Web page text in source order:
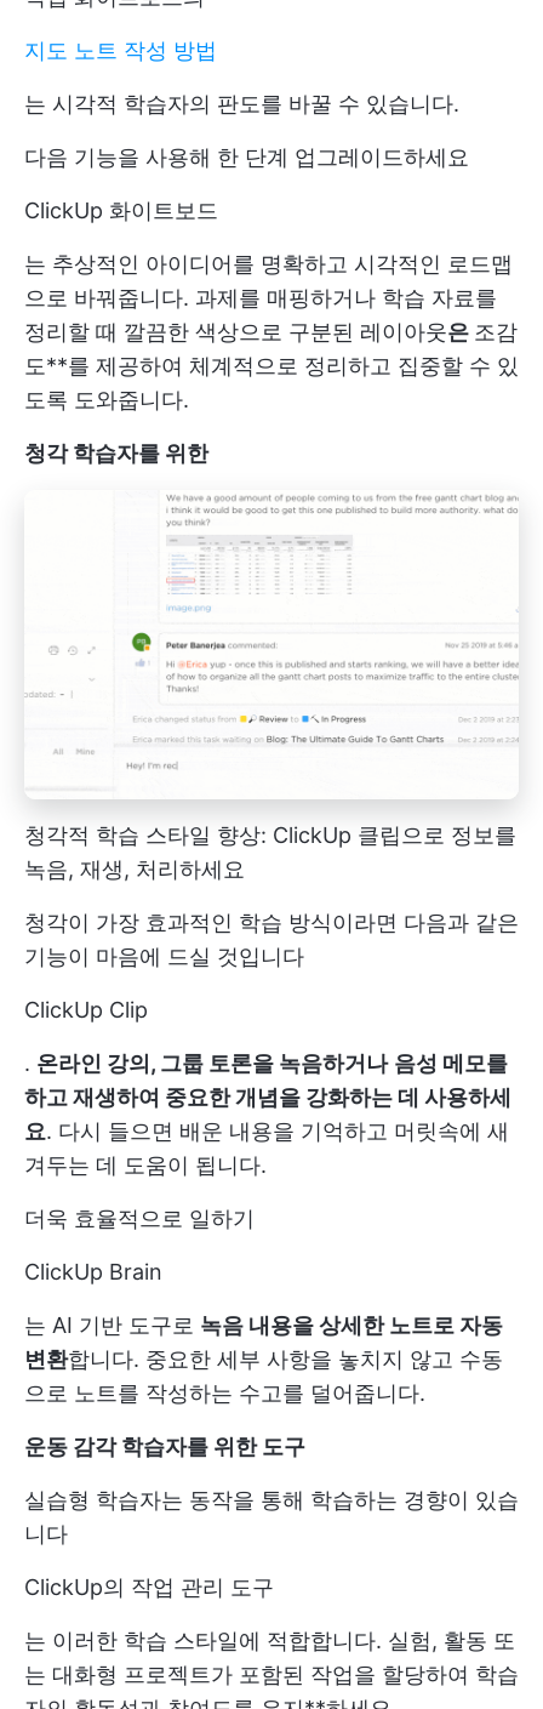
지도 노트 작성 방법
는 시각적 학습자의 판도를 바꿀 수 있습니다.
다음 기능을 사용해 한 단계 업그레이드하세요
ClickUp 화이트보드
는 추상적인 아이디어를 명확하고 시각적인 로드맵
으로 바꿔줍니다. 과제를 매핑하거나 학습 자료를
정리할 때 깔끔한 색상으로 구분된 레이아웃은 조감
도**를 제공하여 체계적으로 정리하고 집중할 수 있
도록 도와줍니다.
청각 학습자를 위한
청각적 학습 스타일 향상: ClickUp 클립으로 정보를
녹음, 재생, 처리하세요
청각이 가장 효과적인 학습 방식이라면 다음과 같은
기능이 마음에 드실 것입니다
ClickUp Clip
. 온라인 강의, 그룹 토론을 녹음하거나 음성 메모를
하고 재생하여 중요한 개념을 강화하는 데 사용하세
요. 다시 들으면 배운 내용을 기억하고 머릿속에 새
겨두는 데 도움이 됩니다.
더욱 효율적으로 일하기
ClickUp Brain
는 AI 기반 도구로 녹음 내용을 상세한 노트로 자동
변환합니다. 중요한 세부 사항을 놓치지 않고 수동
으로 노트를 작성하는 수고를 덜어줍니다.
운동 감각 학습자를 위한 도구
실습형 학습자는 동작을 통해 학습하는 경향이 있습
니다
ClickUp의 작업 관리 도구
는 이러한 학습 스타일에 적합합니다. 실험, 활동 또
는 대화형 프로젝트가 포함된 작업을 할당하여 학습